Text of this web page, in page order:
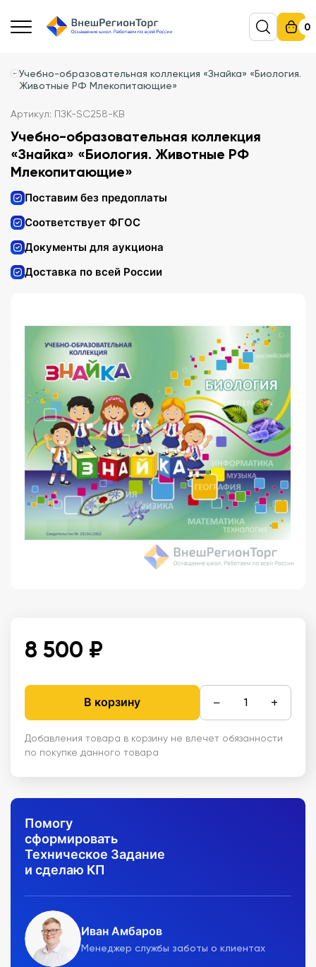
0
Учебно-образовательная коллекция «Знайка» «Биология.
Животные РФ Млекопитающие»
Артикул: ПЗК-SC258-КВ
Учебно-образовательная коллекция
«Знайка» «Биология. Животные РФ
Млекопитающие»
Поставим без предоплаты
Соответствует ФГОС
Документы для аукциона
Доставка по всей России
8 500 ₽
В корзину − +
Добавления товара в корзину не влечет обязанности
по покупке данного товара
Помогу
сформировать
Техническое Задание
и сделаю КП
Иван Амбаров
Менеджер службы заботы о клиентах